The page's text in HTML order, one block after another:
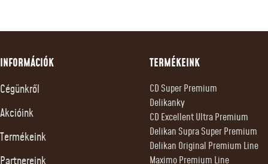
INFORMÁCIÓK
Cégünkről
Akcióink
Termékeink
TERMÉKEINK
CD Super Premium
Delikanky
CD Excellent Ultra Premium
Delikan Supra Super Premium
Delikan Original Premium Line
Maximo Premium Line